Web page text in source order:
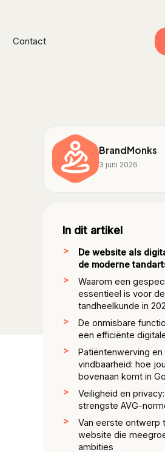
Contact
BrandMonks
3 juni 2026
In dit artikel
De website als
de moderne
Waarom een
essentieel is voor
tandheelkunde in
De onmisbare
een efficiënte
Patiëntenwerving en
vindbaarheid: hoe
bovenaan komt in
Veiligheid en
strengste AVG-
Van eerste ontwerp
website die
ambities